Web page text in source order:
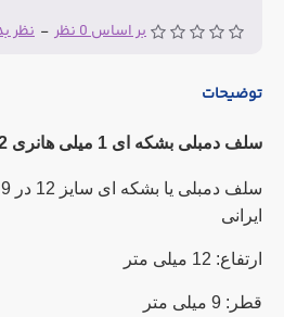
بر اساس 0 نظر - نظر
توضیحات
سلف دمبلی بشکه ای 1 میلی هانری 2 آمپر
ایرانی
ارتفاع: 12 میلی متر
قطر: 9 میلی متر